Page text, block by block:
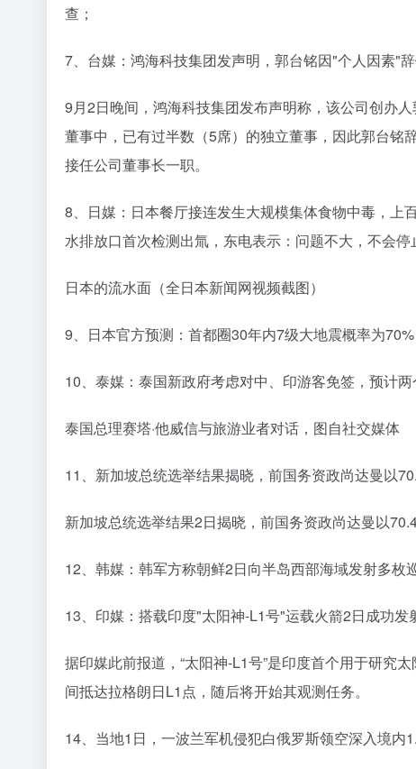
查；
7、台媒：鸿海科技集团发声明，郭台铭因"个人因素"辞
9月2日晚间，鸿海科技集团发布声明称，该公司创办
董事中，已有过半数（5席）的独立董事，因此郭台铭
接任公司董事长一职。
8、日媒：日本餐厅接连发生大规模集体食物中毒，上
水排放口首次检测出氚，东电表示：问题不大，不会停
日本的流水面（全日本新闻网视频截图）
9、日本官方预测：首都圈30年内7级大地震概率为
10、泰媒：泰国新政府考虑对中、印游客免签，预计两
泰国总理赛塔·他威信与旅游业者对话，图自社交媒体
11、新加坡总统选举结果揭晓，前国务资政尚达曼以
新加坡总统选举结果2日揭晓，前国务资政尚达曼以
12、韩媒：韩军方称朝鲜2日向半岛西部海域发射多枚
13、印媒：搭载印度"太阳神-L1号"运载火箭2日成功
据印媒此前报道，“太阳神-L1号”是印度首个用于研究
间抵达拉格朗日L1点，随后将开始其观测任务。
14、当地1日，一波兰军机侵犯白俄罗斯领空深入境内